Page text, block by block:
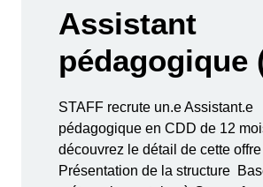
Assistant
pédagogique
STAFF recrute un.e Assistant.e
pédagogique en CDD de 12
découvrez le détail de cette
Présentation de la structure